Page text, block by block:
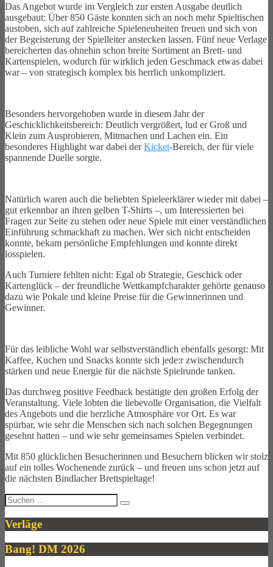
Das Angebot wurde im Vergleich zur ersten Ausgabe deutlich
ausgebaut: Über 850 Gäste konnten sich an noch mehr Spieltischen
austoben, sich auf zahlreiche Spieleneuheiten freuen und sich von
der Begeisterung der Spielleiter anstecken lassen. Fünf neue Verlage
bereicherten das ohnehin schon breite Sortiment an Brett- und
Kartenspielen, wodurch für wirklich jeden Geschmack etwas dabei
war – von strategisch komplex bis herrlich unkompliziert.
Besonders hervorgehoben wurde in diesem Jahr der
Geschicklichkeitsbereich: Deutlich vergrößert, lud er Groß und
Klein zum Ausprobieren, Mitmachen und Lachen ein. Ein
besonderes Highlight war dabei derKicket-Bereich, der für viele
spannende Duelle sorgte.
Natürlich waren auch die beliebten Spieleerklärer wieder mit dabei –
gut erkennbar an ihren gelben T-Shirts –, um Interessierten bei
Fragen zur Seite zu stehen oder neue Spiele mit einer verständlichen
Einführung schmackhaft zu machen. Wer sich nicht entscheiden
konnte, bekam persönliche Empfehlungen und konnte direkt
losspielen.
Auch Turniere fehlten nicht: Egal ob Strategie, Geschick oder
Kartenglück – der freundliche Wettkampfcharakter gehörte genauso
dazu wie Pokale und kleine Preise für die Gewinnerinnen und
Gewinner.
Für das leibliche Wohl war selbstverständlich ebenfalls gesorgt: Mit
Kaffee, Kuchen und Snacks konnte sich jede:r zwischendurch
stärken und neue Energie für die nächste Spielrunde tanken.
Das durchweg positive Feedback bestätigte den großen Erfolg der
Veranstaltung. Viele lobten die liebevolle Organisation, die Vielfalt
des Angebots und die herzliche Atmosphäre vor Ort. Es war
spürbar, wie sehr die Menschen sich nach solchen Begegnungen
gesehnt hatten – und wie sehr gemeinsames Spielen verbindet.
Mit 850 glücklichen Besucherinnen und Besuchern blicken wir stolz
auf ein tolles Wochenende zurück – und freuen uns schon jetzt auf
die nächsten Bindlacher Brettspieltage!
Suche
nach:
Verläge
Bang! DM 2026